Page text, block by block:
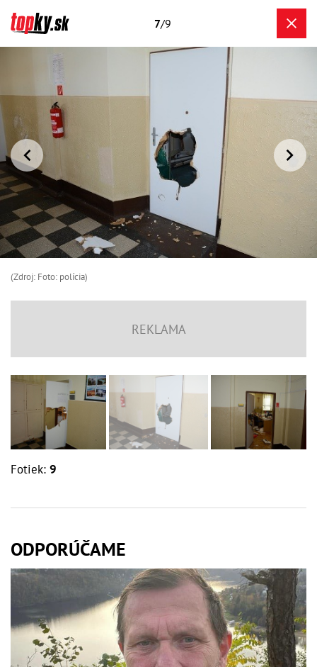
7/9
(Zdroj: Foto: polícia)
Fotiek: 9
ODPORÚČAME